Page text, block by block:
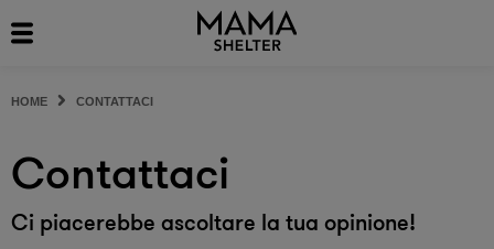
HOME CONTATTACI
Contattaci
Ci piacerebbe ascoltare la tua opinione!